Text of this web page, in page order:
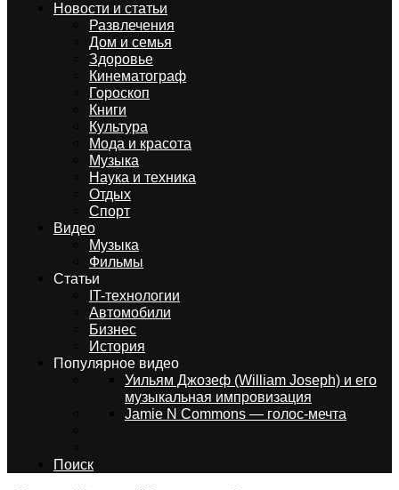
Новости и статьи
Развлечения
Дом и семья
Здоровье
Кинематограф
Гороскоп
Книги
Культура
Мода и красота
Музыка
Наука и техника
Отдых
Спорт
Видео
Музыка
Фильмы
Статьи
IT-технологии
Автомобили
Бизнес
История
Популярное видео
Уильям Джозеф (William Joseph) и его
музыкальная импровизация
Jamie N Commons — голос-мечта
Поиск